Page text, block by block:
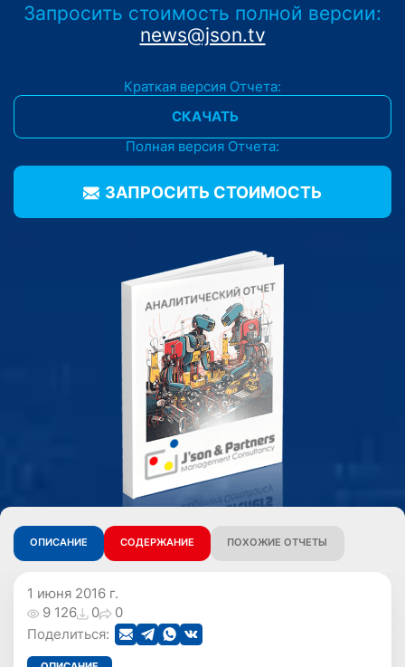
Запросить стоимость полной версии:
news@json.tv
Краткая версия Отчета:
СКАЧАТЬ
Полная версия Отчета:
ЗАПРОСИТЬ CТОИМОСТЬ
ОПИСАНИЕ СОДЕРЖАНИЕ ПОХОЖИЕ ОТЧЕТЫ
1 июня 2016 г.
9 126
0
0
Поделиться: